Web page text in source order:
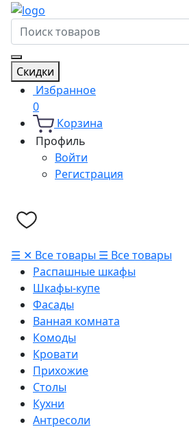
Скидки
Избранное
0
Корзина
Профиль
Войти
Регистрация
☰ ✕ Все товары ☰ Все товары
Распашные шкафы
Шкафы-купе
Фасады
Ванная комната
Комоды
Кровати
Прихожие
Столы
Кухни
Антресоли